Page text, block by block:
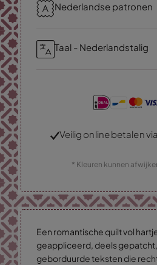
Nederlandse patronen
Taal - Nederlandstalig
Veilig online betalen
* Kleuren kunnen
Een romantische quilt vol
geappliceerd, deels
geborduurde teksten die